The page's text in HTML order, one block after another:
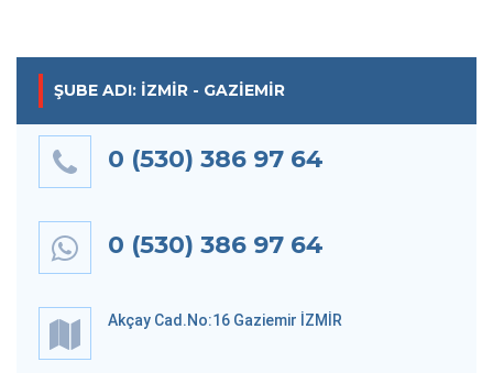
ŞUBE ADI: İZMIR - GAZIEMIR
0 (530) 386 97 64
0 (530) 386 97 64
Akçay Cad.No:16 Gaziemir İZMİR